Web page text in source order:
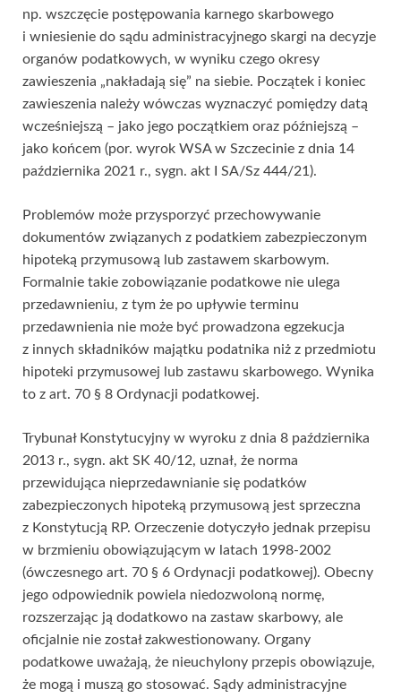
np. wszczęcie postępowania karnego skarbowego
i wniesienie do sądu administracyjnego skargi na decyzje
organów podatkowych, w wyniku czego okresy
zawieszenia „nakładają się” na siebie. Początek i koniec
zawieszenia należy wówczas wyznaczyć pomiędzy datą
wcześniejszą – jako jego początkiem oraz późniejszą –
jako końcem (por. wyrok WSA w Szczecinie z dnia 14
października 2021 r., sygn. akt I SA/Sz 444/21).
Problemów może przysporzyć przechowywanie
dokumentów związanych z podatkiem zabezpieczonym
hipoteką przymusową lub zastawem skarbowym.
Formalnie takie zobowiązanie podatkowe nie ulega
przedawnieniu, z tym że po upływie terminu
przedawnienia nie może być prowadzona egzekucja
z innych składników majątku podatnika niż z przedmiotu
hipoteki przymusowej lub zastawu skarbowego. Wynika
to z art. 70 § 8 Ordynacji podatkowej.
Trybunał Konstytucyjny w wyroku z dnia 8 października
2013 r., sygn. akt SK 40/12, uznał, że norma
przewidująca nieprzedawnianie się podatków
zabezpieczonych hipoteką przymusową jest sprzeczna
z Konstytucją RP. Orzeczenie dotyczyło jednak przepisu
w brzmieniu obowiązującym w latach 1998-2002
(ówczesnego art. 70 § 6 Ordynacji podatkowej). Obecny
jego odpowiednik powiela niedozwoloną normę,
rozszerzając ją dodatkowo na zastaw skarbowy, ale
oficjalnie nie został zakwestionowany. Organy
podatkowe uważają, że nieuchylony przepis obowiązuje,
że mogą i muszą go stosować. Sądy administracyjne